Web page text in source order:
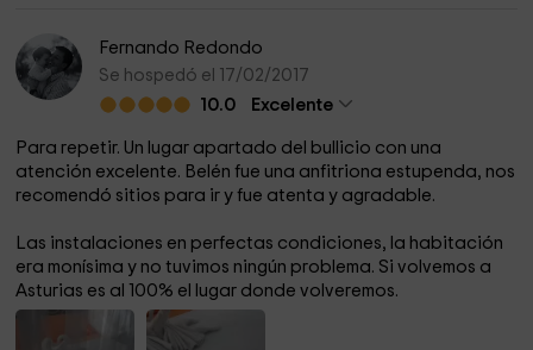
Fernando Redondo
Se hospedó el 17/02/2017
10.0
Excelente
Para repetir. Un lugar apartado del bullicio con una
atención excelente. Belén fue una anfitriona estupenda, nos
recomendó sitios para ir y fue atenta y agradable.
Las instalaciones en perfectas condiciones, la habitación
era monísima y no tuvimos ningún problema. Si volvemos a
Asturias es al 100% el lugar donde volveremos.